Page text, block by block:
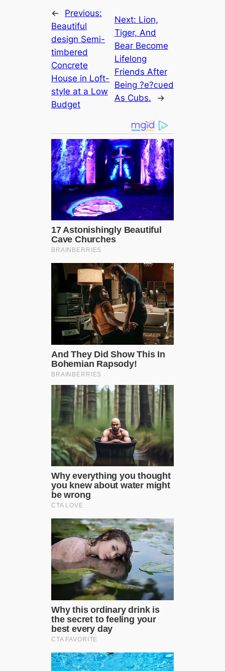
←
Previous:
Beautiful
design Semi-
timbered
Concrete
House in Loft-
style at a Low
Budget
Next: Lion,
Tiger, And
Bear Become
Lifelong
Friends After
Being ?e?ᴄυed
As Cubs.
→